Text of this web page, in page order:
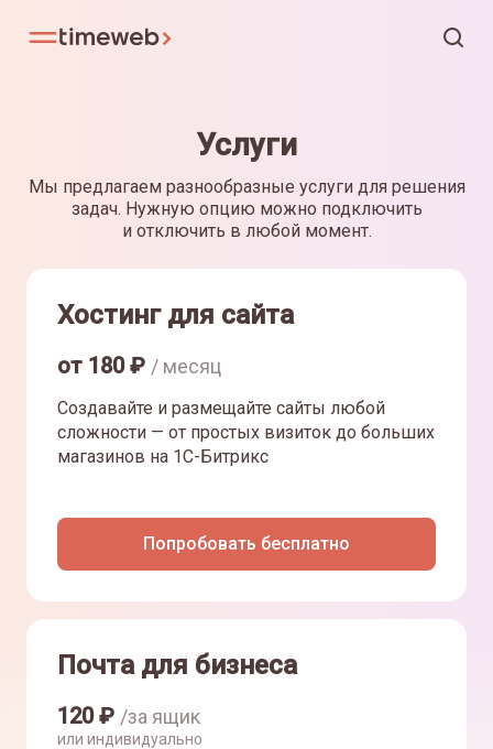
Услуги
Мы предлагаем разнообразные услуги для решения
задач. Нужную опцию можно подключить
и отключить в любой момент.
Хостинг для сайта
от 180₽ / месяц
Создавайте и размещайте сайты любой
сложности — от простых визиток до больших
магазинов на 1С-Битрикс
Попробовать бесплатно
Почта для бизнеса
120₽ /за ящик
или индивидуально